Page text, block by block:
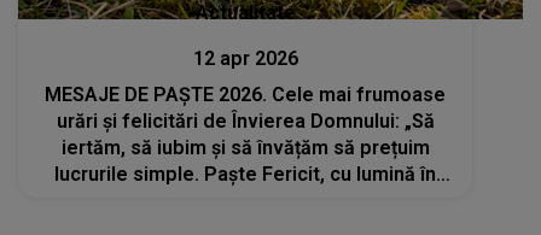
Actualitate
12 apr 2026
MESAJE DE PAȘTE 2026. Cele mai frumoase
urări și felicitări de Învierea Domnului: „Să
iertăm, să iubim și să învățăm să prețuim
lucrurile simple. Paște Fericit, cu lumină în